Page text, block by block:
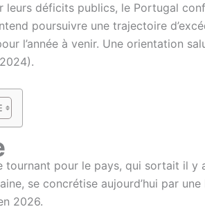
déficits publics, le Portugal
poursuivre une trajectoire
l’année à venir. Une orientation
pour le pays, qui sortait il y
se concrétise aujourd’hui par une
2026.